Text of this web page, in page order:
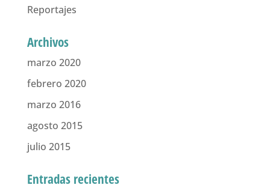
Reportajes
Archivos
marzo 2020
febrero 2020
marzo 2016
agosto 2015
julio 2015
Entradas recientes